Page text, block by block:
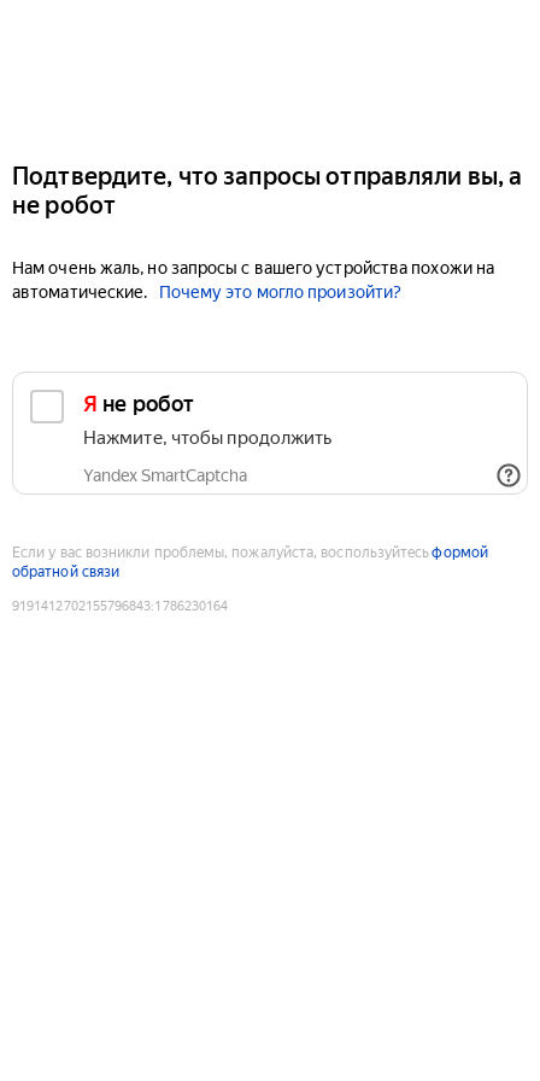
Подтвердите, что запросы отправляли вы, а
не робот
Нам очень жаль, но запросы с вашего устройства похожи на
автоматические.
Почему это могло произойти?
Я не робот
Нажмите, чтобы продолжить
Yandex SmartCaptcha
Если у вас возникли проблемы, пожалуйста, воспользуйтесьформой
обратной связи
9191412702155796843:1786230164